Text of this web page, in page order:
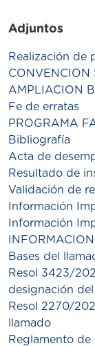
Adjuntos
Realización de
CONVENCION
AMPLIACION
Fe de erratas
PROGRAMA
Bibliografía
Acta de
Resultado de
Validación de
Información
Información
Bases del
Resol 3423/
designación del
Resol 2270/
llamado
Reglamento de